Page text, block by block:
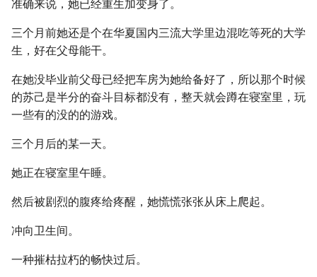
准确来说，她已经重生加变身了。
三个月前她还是个在华夏国内三流大学里边混吃等死的大学
生，好在父母能干。
在她没毕业前父母已经把车房为她给备好了，所以那个时候
的苏己是半分的奋斗目标都没有，整天就会蹲在寝室里，玩
一些有的没的的游戏。
三个月后的某一天。
她正在寝室里午睡。
然后被剧烈的腹疼给疼醒，她慌慌张张从床上爬起。
冲向卫生间。
一种摧枯拉朽的畅快过后。